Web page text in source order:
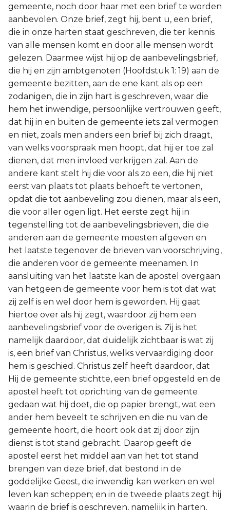
gemeente, noch door haar met een brief te worden
aanbevolen. Onze brief, zegt hij, bent u, een brief,
die in onze harten staat geschreven, die ter kennis
van alle mensen komt en door alle mensen wordt
gelezen. Daarmee wijst hij op de aanbevelingsbrief,
die hij en zijn ambtgenoten (Hoofdstuk 1: 19) aan de
gemeente bezitten, aan de ene kant als op een
zodanigen, die in zijn hart is geschreven, waar die
hem het inwendige, persoonlijke vertrouwen geeft,
dat hij in en buiten de gemeente iets zal vermogen
en niet, zoals men anders een brief bij zich draagt,
van welks voorspraak men hoopt, dat hij er toe zal
dienen, dat men invloed verkrijgen zal. Aan de
andere kant stelt hij die voor als zo een, die hij niet
eerst van plaats tot plaats behoeft te vertonen,
opdat die tot aanbeveling zou dienen, maar als een,
die voor aller ogen ligt. Het eerste zegt hij in
tegenstelling tot de aanbevelingsbrieven, die die
anderen aan de gemeente moesten afgeven en
het laatste tegenover de brieven van voorschrijving,
die anderen voor de gemeente meenamen. In
aansluiting van het laatste kan de apostel overgaan
van hetgeen de gemeente voor hem is tot dat wat
zij zelf is en wel door hem is geworden. Hij gaat
hiertoe over als hij zegt, waardoor zij hem een
aanbevelingsbrief voor de overigen is. Zij is het
namelijk daardoor, dat duidelijk zichtbaar is wat zij
is, een brief van Christus, welks vervaardiging door
hem is geschied. Christus zelf heeft daardoor, dat
Hij de gemeente stichtte, een brief opgesteld en de
apostel heeft tot oprichting van de gemeente
gedaan wat hij doet, die op papier brengt, wat een
ander hem beveelt te schrijven en die nu van de
gemeente hoort, die hoort ook dat zij door zijn
dienst is tot stand gebracht. Daarop geeft de
apostel eerst het middel aan van het tot stand
brengen van deze brief, dat bestond in de
goddelijke Geest, die inwendig kan werken en wel
leven kan scheppen; en in de tweede plaats zegt hij
waarin de brief is geschreven, namelijk in harten,